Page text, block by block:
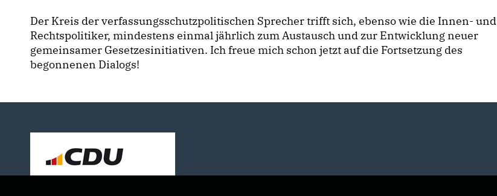
Der Kreis der verfassungsschutzpolitischen Sprecher trifft sich, ebenso wie die Innen- und
Rechtspolitiker, mindestens einmal jährlich zum Austausch und zur Entwicklung neuer
gemeinsamer Gesetzesinitiativen. Ich freue mich schon jetzt auf die Fortsetzung des
begonnenen Dialogs!